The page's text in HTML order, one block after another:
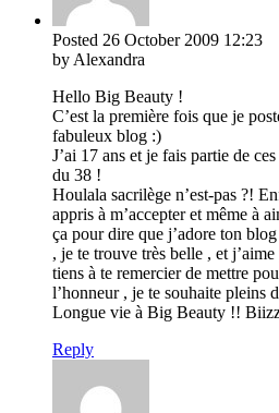
Posted 26 October 2009 12:23
by Alexandra
Hello Big Beauty !
C’est la première fois que je
fabuleux blog :)
J’ai 17 ans et je fais partie de
du 38 !
Houlala sacrilège n’est-pas ?!
appris à m’accepter et même à
ça pour dire que j’adore ton
, je te trouve très belle , et
tiens à te remercier de mettre
l’honneur , je te souhaite pleins
Longue vie à Big Beauty !!
Reply